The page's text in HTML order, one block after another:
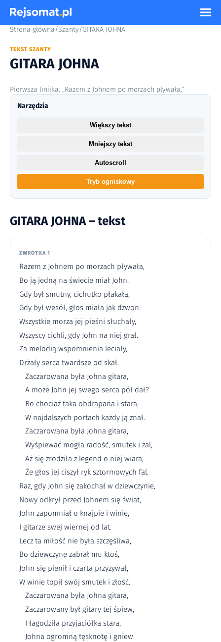
Strona główna/Szanty/GITARA JOHNA
TEKST SZANTY
GITARA JOHNA
Pierwsza linijka: „Razem z Johnem po morzach pływała,”
GITARA JOHNA – tekst
ZWROTKA 1
Razem z Johnem po morzach pływała,
Bo ją jedną na świecie miał John.
Gdy był smutny, cichutko płakała,
Gdy był wesół, głos miała jak dzwon.
Wszystkie morza jej pieśni słuchały,
Wszyscy cichli, gdy John na niej grał.
Za melodią wspomnienia leciały,
Drżały serca twardsze od skał.
Zaczarowana była Johna gitara,
A może John jej swego serca pół dał?
Bo chociaż taka obdrapana i stara,
W najdalszych portach każdy ją znał.
Zaczarowana była Johna gitara,
Wyśpiewać mogła radość, smutek i żal,
Aż się zrodziła z legend o niej wiara,
Że głos jej ciszył ryk sztormowych fal.
Raz, gdy John się zakochał w dziewczynie,
Nowy odkrył przed Johnem się świat,
John zapomniał o knajpie i winie,
I gitarze swej wiernej od lat.
Lecz ta miłość nie była szczęśliwa,
Bo dziewczynę zabrał mu ktoś,
John się pienił i czarta przyzywał,
W winie topił swój smutek i złość.
Zaczarowana była Johna gitara,
Zaczarowany był gitary tej śpiew,
I łagodziła przyjaciółka stara,
Johna ogromną tęsknotę i gniew.
Narzędzia
Większy tekst
Mniejszy tekst
Autoscroll
Tryb ogniskowy